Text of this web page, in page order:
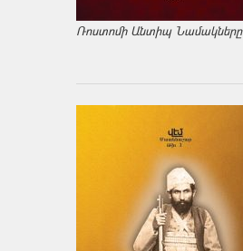
Ռոստոմի Անտիպ Նամակները